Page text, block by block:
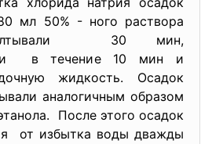
мл 50% - ного раствора
30 мин,
в течение 10 мин и
жидкость. Осадок
аналогичным образом
После этого осадок
от избытка воды дважды